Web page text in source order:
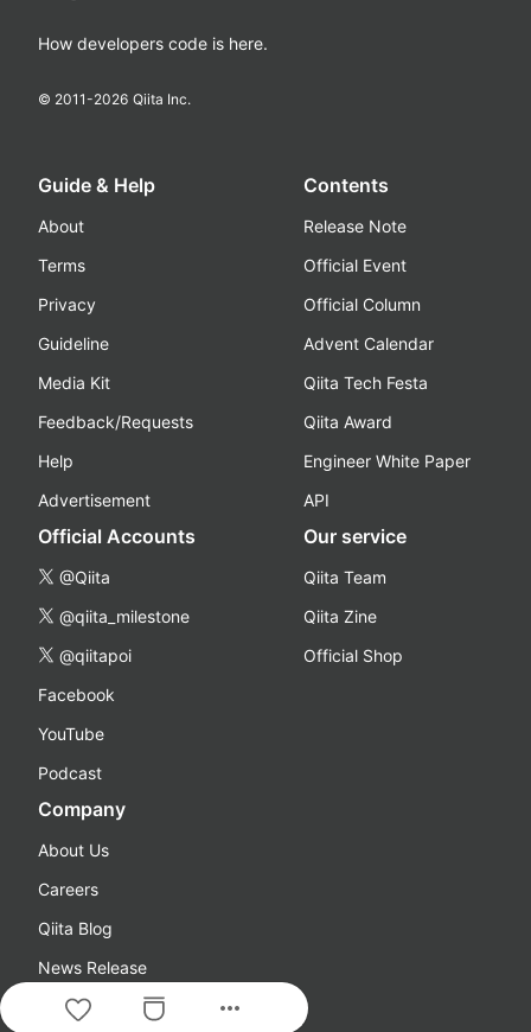
more_horiz
How developers code is here.
© 2011-2026 Qiita Inc.
Guide & Help
About
Terms
Privacy
Guideline
Media Kit
Feedback/Requests
Help
Advertisement
Contents
Release Note
Official Event
Official Column
Advent Calendar
Qiita Tech Festa
Qiita Award
Engineer White Paper
API
Official Accounts
@Qiita
@qiita_milestone
@qiitapoi
Facebook
YouTube
Podcast
Our service
Qiita Team
Qiita Zine
Official Shop
Company
About Us
Careers
Qiita Blog
News Release